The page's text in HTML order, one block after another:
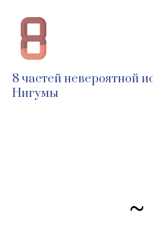
8 частей невероятной
Нигумы
~